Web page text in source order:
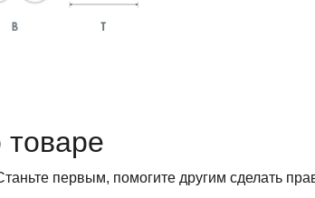
первым, помогите другим сделать